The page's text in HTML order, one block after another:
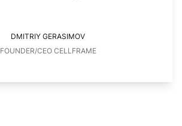
DMITRIY GERASIMOV
FOUNDER/CEO CELLFRAME